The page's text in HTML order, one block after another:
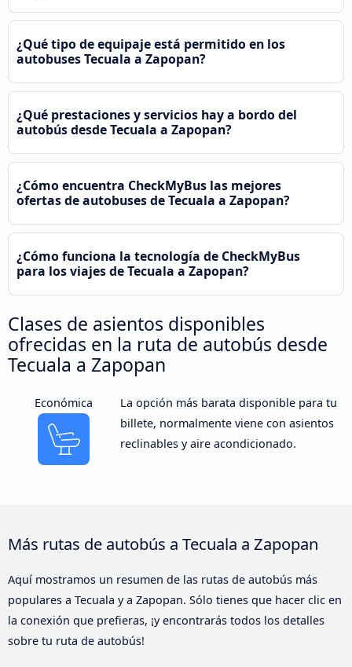
¿Qué tipo de equipaje está permitido en los
autobuses Tecuala a Zapopan?
¿Qué prestaciones y servicios hay a bordo del
autobús desde Tecuala a Zapopan?
¿Cómo encuentra CheckMyBus las mejores
ofertas de autobuses de Tecuala a Zapopan?
¿Cómo funciona la tecnología de CheckMyBus
para los viajes de Tecuala a Zapopan?
Clases de asientos disponibles
ofrecidas en la ruta de autobús desde
Tecuala a Zapopan
Económica
La opción más barata disponible para tu
billete, normalmente viene con asientos
reclinables y aire acondicionado.
Más rutas de autobús a Tecuala a Zapopan
Aquí mostramos un resumen de las rutas de autobús más
populares a Tecuala y a Zapopan. Sólo tienes que hacer clic en
la conexión que prefieras, ¡y encontrarás todos los detalles
sobre tu ruta de autobús!